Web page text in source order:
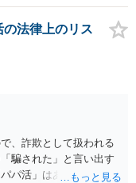
続するとなれば、なお
融機関の窓口へ確認・
書類を聞いておき、送
よいと思います。
法律上のリス
、詐欺として扱われる
騙された」と言い出す
パ活」はあまり（とい